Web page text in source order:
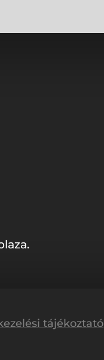
tájékoztató